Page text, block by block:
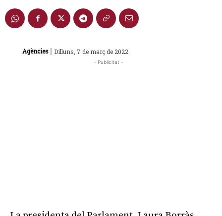
Agències | Dilluns, 7 de març de 2022
- Publicitat -